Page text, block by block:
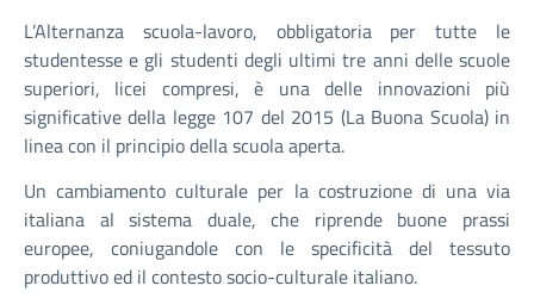
L’Alternanza scuola-lavoro, obbligatoria per tutte le
studentesse e gli studenti degli ultimi tre anni delle scuole
superiori, licei compresi, è una delle innovazioni più
significative della legge 107 del 2015 (La Buona Scuola) in
linea con il principio della scuola aperta.
Un cambiamento culturale per la costruzione di una via
italiana al sistema duale, che riprende buone prassi
europee, coniugandole con le specificità del tessuto
produttivo ed il contesto socio-culturale italiano.